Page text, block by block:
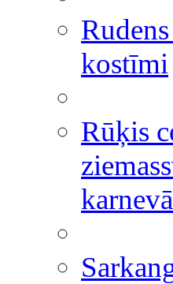
kostīmi
Rūķis